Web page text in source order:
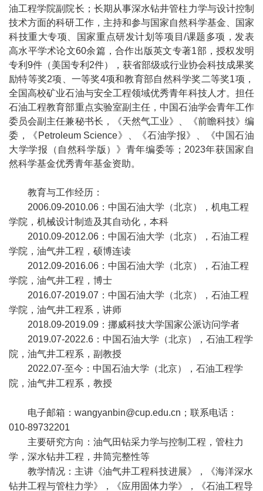
油工程学院副院长；长期从事深水钻井管柱力学与设计控制
技术方面的科研工作，主持和参与国家自然科学基金、国家
科技重大专项、国家重点研发计划等项目/课题多项，发表
高水平学术论文60余篇，合作出版英文专著1部，授权发明
专利9件（美国专利2件），获省部级或行业协会科技成果奖
励特等奖2项、一等奖4项和教育部自然科学奖二等奖1项，
全国高校矿业石油与安全工程领域优秀青年科技人才。担任
石油工程教育部重点实验室副主任，中国石油学会青年工作
委员会副主任兼秘书长，《天然气工业》、《前瞻科技》编
委，《Petroleum Science》、《石油学报》、《中国石油
大学学报（自然科学版）》青年编委等；2023年获国家自
然科学基金优秀青年基金资助。
教育与工作经历：
2006.09-2010.06：中国石油大学（北京），机电工程
学院，机械设计制造及其自动化，本科
2010.09-2012.06：中国石油大学（北京），石油工程
学院，油气井工程，硕博连读
2012.09-2016.06：中国石油大学（北京），石油工程
学院，油气井工程，博士
2016.07-2019.07：中国石油大学（北京），石油工程
学院，油气井工程系，讲师
2018.09-2019.09：挪威科技大学国家公派访问学者
2019.07-2022.6：中国石油大学（北京），石油工程学
院，油气井工程系，副教授
2022.07-至今：中国石油大学（北京），石油工程学
院，油气井工程系，教授
电子邮箱：wangyanbin@cup.edu.cn；联系电话：
010-89732201
主要研究方向：油气田钻采力学与控制工程，管柱力
学，深水钻井工程，井筒完整性等
教学情况：主讲《油气井工程科技进展》，《海洋深水
钻井工程与管柱力学》，《应用固体力学》，《石油工程导